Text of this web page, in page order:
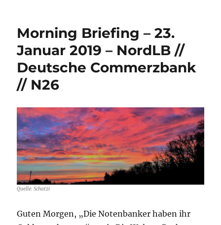
//
N26
Morning Briefing – 23.
Januar 2019 – NordLB //
Deutsche Commerzbank
// N26
Quelle: Schatzi
Guten Morgen, „Die Notenbanker haben ihr